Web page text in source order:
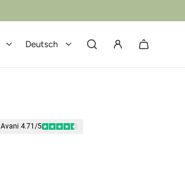
Deutsch
| Avani 4.71/5